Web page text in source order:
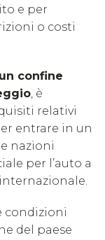
e per
o costi
confine
, è
relativi
entrare in un
nazioni
per l’auto a
condizioni
del paese